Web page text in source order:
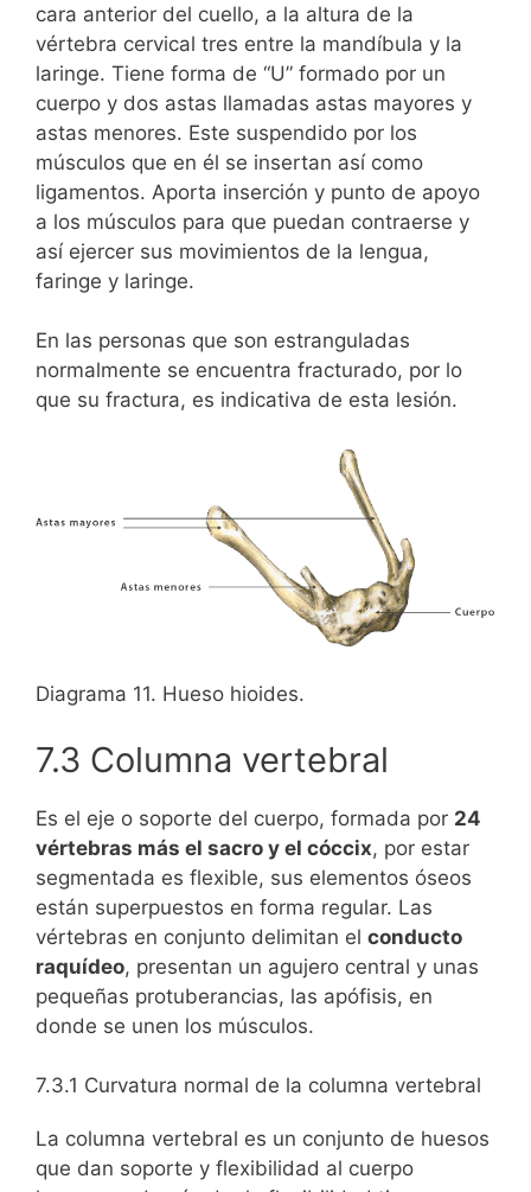
cara anterior del cuello, a la altura de la
vértebra cervical tres entre la mandíbula y la
laringe. Tiene forma de “U” formado por un
cuerpo y dos astas llamadas astas mayores y
astas menores. Este suspendido por los
músculos que en él se insertan así como
ligamentos. Aporta inserción y punto de apoyo
a los músculos para que puedan contraerse y
así ejercer sus movimientos de la lengua,
faringe y laringe.
En las personas que son estranguladas
normalmente se encuentra fracturado, por lo
que su fractura, es indicativa de esta lesión.
Diagrama 11. Hueso hioides.
7.3 Columna vertebral
Es el eje o soporte del cuerpo, formada por 24
vértebras más el sacro y el cóccix, por estar
segmentada es flexible, sus elementos óseos
están superpuestos en forma regular. Las
vértebras en conjunto delimitan el conducto
raquídeo, presentan un agujero central y unas
pequeñas protuberancias, las apófisis, en
donde se unen los músculos.
7.3.1 Curvatura normal de la columna vertebral
La columna vertebral es un conjunto de huesos
que dan soporte y flexibilidad al cuerpo